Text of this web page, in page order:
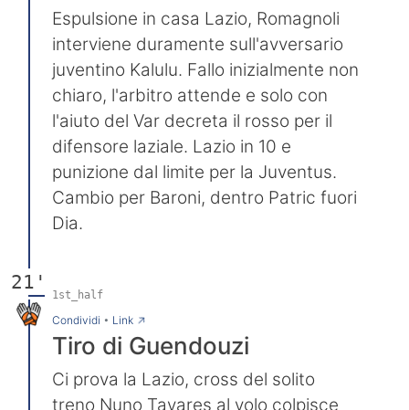
Espulsione in casa Lazio, Romagnoli
interviene duramente sull'avversario
juventino Kalulu. Fallo inizialmente non
chiaro, l'arbitro attende e solo con
l'aiuto del Var decreta il rosso per il
difensore laziale. Lazio in 10 e
punizione dal limite per la Juventus.
Cambio per Baroni, dentro Patric fuori
Dia.
21'
1st_half
Condividi • Link→
Tiro di Guendouzi
Ci prova la Lazio, cross del solito
treno Nuno Tavares al volo colpisce